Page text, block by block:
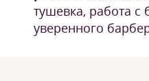
тушевка, работа с
уверенного